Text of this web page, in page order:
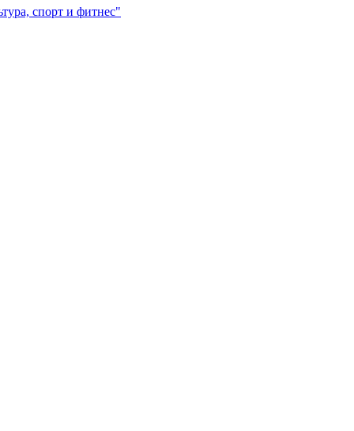
спорт и фитнес"